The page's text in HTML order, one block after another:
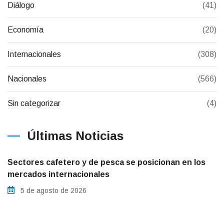
Diálogo (41)
Economía (20)
Internacionales (308)
Nacionales (566)
Sin categorizar (4)
Últimas Noticias
Sectores cafetero y de pesca se posicionan en los
mercados internacionales
5 de agosto de 2026